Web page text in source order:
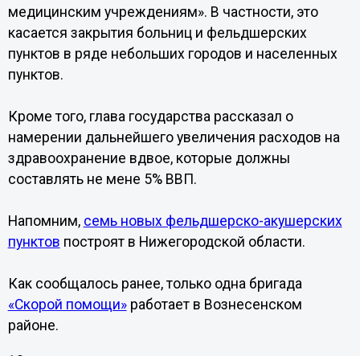
медицинским учреждениям». В частности, это
касается закрытия больниц и фельдшерских
пунктов в ряде небольших городов и населенных
пунктов.
Кроме того, глава государства рассказал о
намерении дальнейшего увеличения расходов на
здравоохранение вдвое, которые должны
составлять не мене 5% ВВП.
Напомним, семь новых фельдшерско-акушерских
пунктов построят в Нижегородской области.
Как сообщалось ранее, только одна бригада
«Скорой помощи»работает в Вознесенском
районе.